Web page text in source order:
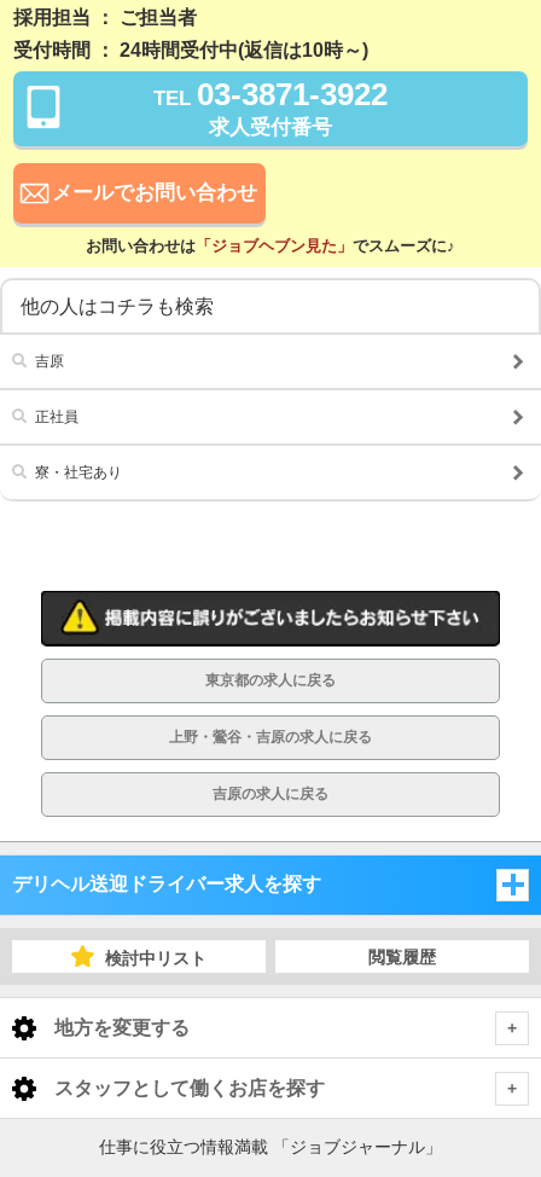
日払い可
昇給あり 資格手当あり
寮・社宅あり
こだわり
未経験可 経験者歓迎
シニア歓迎
履歴書不要 幹部候補
入社祝い金支給
残業代支給
採用担当 ： ご担当者
受付時間 ： 24時間受付中(返信は10時～)
TEL 03-3871-3922
求人受付番号
メールでお問い合わせ
お問い合わせは 「ジョブヘブン見た」 でスムーズに♪
他の人はコチラも検索
吉原
正社員
寮・社宅あり
東京都の求人に戻る
上野・鶯谷・吉原の求人に戻る
吉原の求人に戻る
デリヘル送迎ドライバー求人を探す
東京都
検討中リスト 閲覧履歴
地方を変更する
< 全国トップ
北海道 男性高収入
スタッフとして働くお店を探す
東京都仕事に役立つ情報満載 「ジョブジャーナル」